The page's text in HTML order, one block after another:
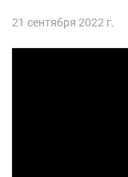
21 сентября 2022 г.